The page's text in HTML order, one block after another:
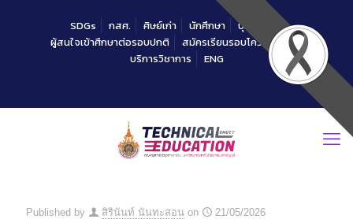
SDGs กสศ. ศิษย์เก่า นักศึกษา
บุคลากร
ผู้สนใจเข้าศึกษาต่อรอบปกติ
สมัครเรียนรอบโควตาคณะ
บริการวิชาการ
ENG
Published by สิรินันท์ นันทะสอน on 21/05/2026